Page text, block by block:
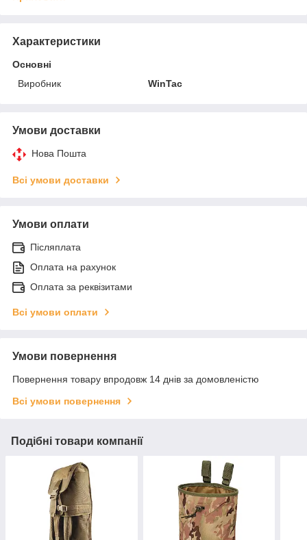
Характеристики
Основні
Виробник
WinTac
Умови доставки
Нова Пошта
Всі умови доставки
Умови оплати
Післяплата
Оплата на рахунок
Оплата за реквізитами
Всі умови оплати
Умови повернення
Повернення товару впродовж 14 днів за домовленістю
Всі умови повернення
Подібні товари компанії